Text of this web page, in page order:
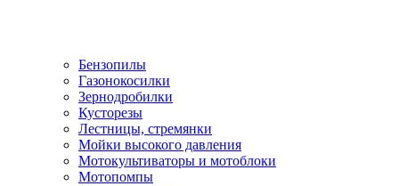
Бензопилы
Газонокосилки
Зернодробилки
Кусторезы
Лестницы, стремянки
Мойки высокого давления
Мотокультиваторы и мотоблоки
Мотопомпы